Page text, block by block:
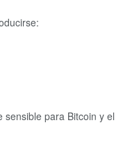
sensible para Bitcoin y el